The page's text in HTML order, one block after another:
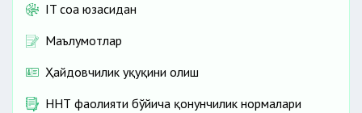
IT соҳа юзасидан
Маълумотлар
Ҳайдовчилик ҳуқуқини олиш
ННТ фаолияти бўйича қонунчилик нормалари